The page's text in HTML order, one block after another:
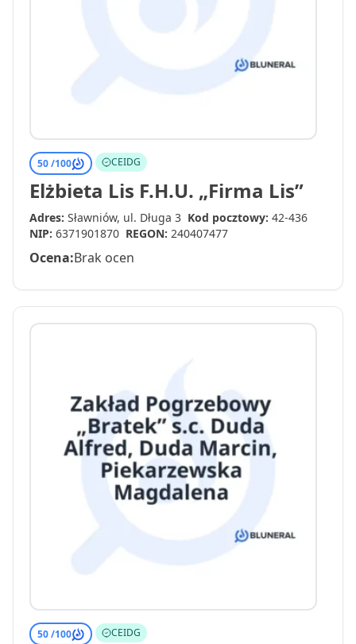
50 /100 CEIDG
Elżbieta Lis F.H.U. „Firma Lis”
Adres: Sławniów, ul. Długa 3 Kod pocztowy: 42-436
NIP: 6371901870 REGON: 240407477
Ocena:Brak ocen
50 /100 CEIDG